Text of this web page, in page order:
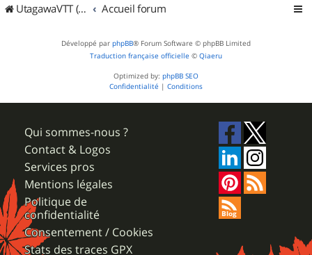
UtagawaVTT (Randos VTT et VTTAE avec traces GPS) Accueil forum
Développé par phpBB® Forum Software © phpBB Limited
Traduction française officielle © Qiaeru
Optimized by: phpBB SEO
Confidentialité | Conditions
Qui sommes-nous ?
Contact & Logos
Services pros
Mentions légales
Politique de
confidentialité
Consentement / Cookies
Stats des traces GPX